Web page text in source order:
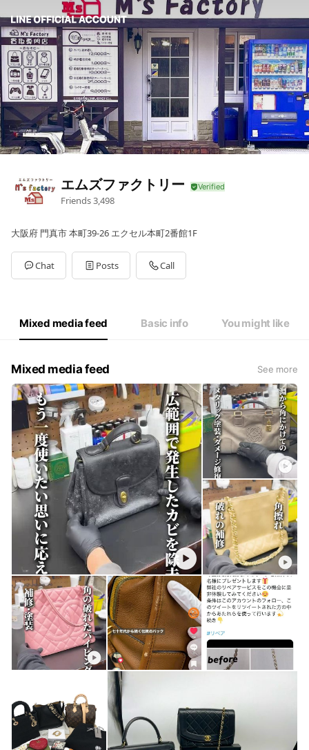
エムズファクトリー
Friends3,498
大阪府 門真市 本町39-26 エクセル本町2番館1F
Chat Posts Call
Mixed media feed Basic info You might like
Mixed media feed See more